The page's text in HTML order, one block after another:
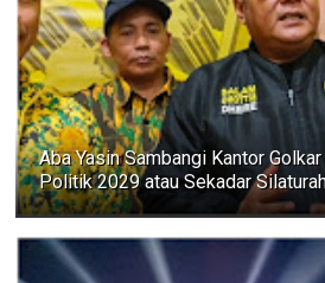
Aba Yasin Sambangi Kantor
Politik 2029 atau Sekadar